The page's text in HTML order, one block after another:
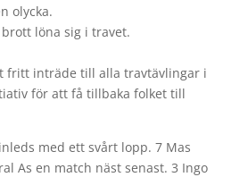
olycka.
löna sig i travet.
fritt inträde till alla travtävlingar i
för att få tillbaka folket till
med ett svårt lopp. 7 Mas
As en match näst senast. 3 Ingo